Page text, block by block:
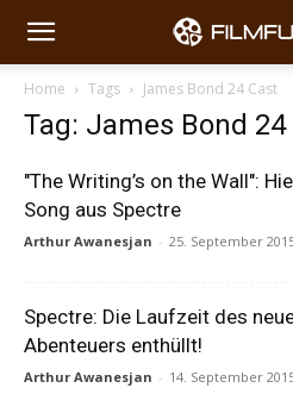
Home Tags James Bond 24 Cast
Tag: James Bond 24
"The Writing’s on the Wall":
Song aus Spectre
Arthur Awanesjan - 25. September
Spectre: Die Laufzeit des
Abenteuers enthüllt!
Arthur Awanesjan - 14. September